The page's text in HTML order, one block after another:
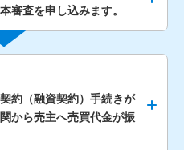
審査を申し込みます。
約（融資契約）手続きが
から売主へ売買代金が振